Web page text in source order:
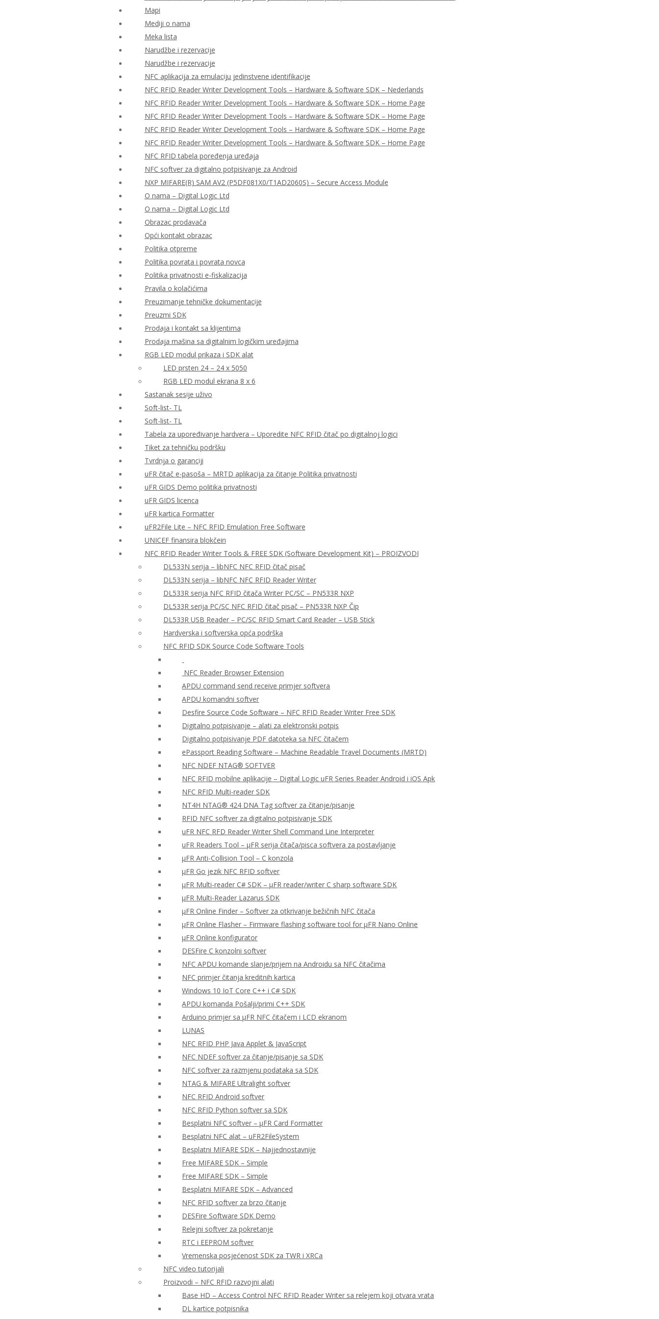
Mapi
Mediji o nama
Meka lista
Narudžbe i rezervacije
Narudžbe i rezervacije
NFC aplikacija za emulaciju jedinstvene identifikacije
NFC RFID Reader Writer Development Tools – Hardware & Software SDK – Nederlands
NFC RFID Reader Writer Development Tools – Hardware & Software SDK – Home Page
NFC RFID Reader Writer Development Tools – Hardware & Software SDK – Home Page
NFC RFID Reader Writer Development Tools – Hardware & Software SDK – Home Page
NFC RFID Reader Writer Development Tools – Hardware & Software SDK – Home Page
NFC RFID tabela poređenja uređaja
NFC softver za digitalno potpisivanje za Android
NXP MIFARE(R) SAM AV2 (P5DF081X0/T1AD2060S) – Secure Access Module
O nama – Digital Logic Ltd
O nama – Digital Logic Ltd
Obrazac prodavača
Opći kontakt obrazac
Politika otpreme
Politika povrata i povrata novca
Politika privatnosti e-fiskalizacija
Pravila o kolačićima
Preuzimanje tehničke dokumentacije
Preuzmi SDK
Prodaja i kontakt sa klijentima
Prodaja mašina sa digitalnim logičkim uređajima
RGB LED modul prikaza i SDK alat
LED prsten 24 – 24 x 5050
RGB LED modul ekrana 8 x 6
Sastanak sesije uživo
Soft-list- TL
Soft-list- TL
Tabela za upoređivanje hardvera – Uporedite NFC RFID čitač po digitalnoj logici
Tiket za tehničku podršku
Tvrdnja o garanciji
uFR čitač e-pasoša – MRTD aplikacija za čitanje Politika privatnosti
uFR GIDS Demo politika privatnosti
uFR GIDS licenca
uFR kartica Formatter
uFR2File Lite – NFC RFID Emulation Free Software
UNICEF finansira blokčein
NFC RFID Reader Writer Tools & FREE SDK (Software Development Kit) – PROIZVODI
DL533N serija – libNFC NFC RFID čitač pisač
DL533N serija – libNFC NFC RFID Reader Writer
DL533R serija NFC RFID čitača Writer PC/SC – PN533R NXP
DL533R serija PC/SC NFC RFID čitač pisač – PN533R NXP Čip
DL533R USB Reader – PC/SC RFID Smart Card Reader – USB Stick
Hardverska i softverska opća podrška
NFC RFID SDK Source Code Software Tools
NFC Reader Browser Extension
APDU command send receive primjer softvera
APDU komandni softver
Desfire Source Code Software – NFC RFID Reader Writer Free SDK
Digitalno potpisivanje – alati za elektronski potpis
Digitalno potpisivanje PDF datoteka sa NFC čitačem
ePassport Reading Software – Machine Readable Travel Documents (MRTD)
NFC NDEF NTAG® SOFTVER
NFC RFID mobilne aplikacije – Digital Logic uFR Series Reader Android i iOS Apk
NFC RFID Multi-reader SDK
NT4H NTAG® 424 DNA Tag softver za čitanje/pisanje
RFID NFC softver za digitalno potpisivanje SDK
uFR NFC RFD Reader Writer Shell Command Line Interpreter
uFR Readers Tool – μFR serija čitača/pisca softvera za postavljanje
μFR Anti-Collision Tool – C konzola
μFR Go jezik NFC RFID softver
μFR Multi-reader C# SDK – μFR reader/writer C sharp software SDK
μFR Multi-Reader Lazarus SDK
μFR Online Finder – Softver za otkrivanje bežičnih NFC čitača
μFR Online Flasher – Firmware flashing software tool for μFR Nano Online
μFR Online konfigurator
DESFire C konzolni softver
NFC APDU komande slanje/prijem na Androidu sa NFC čitačima
NFC primjer čitanja kreditnih kartica
Windows 10 IoT Core C++ i C# SDK
APDU komanda Pošalji/primi C++ SDK
Arduino primjer sa μFR NFC čitačem i LCD ekranom
LUNAS
NFC RFID PHP Java Applet & JavaScript
NFC NDEF softver za čitanje/pisanje sa SDK
NFC softver za razmjenu podataka sa SDK
NTAG & MIFARE Ultralight softver
NFC RFID Android softver
NFC RFID Python softver sa SDK
Besplatni NFC softver – μFR Card Formatter
Besplatni NFC alat – uFR2FileSystem
Besplatni MIFARE SDK – Najjednostavnije
Free MIFARE SDK – Simple
Free MIFARE SDK – Simple
Besplatni MIFARE SDK – Advanced
NFC RFID softver za brzo čitanje
DESFire Software SDK Demo
Relejni softver za pokretanje
RTC i EEPROM softver
Vremenska posjećenost SDK za TWR i XRCa
NFC video tutorijali
Proizvodi – NFC RFID razvojni alati
Base HD – Access Control NFC RFID Reader Writer sa relejem koji otvara vrata
DL kartice potpisnika